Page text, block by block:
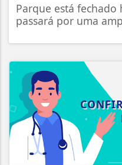
Parque está fechado
passará por uma